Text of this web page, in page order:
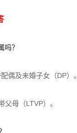
吗？
偶及未婚子女（DP）。
父母（LTVP）。